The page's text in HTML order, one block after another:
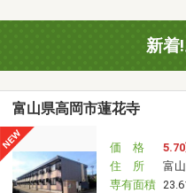
新着
富山県高岡市蓮花寺
価 格
住 所
富
専有面積